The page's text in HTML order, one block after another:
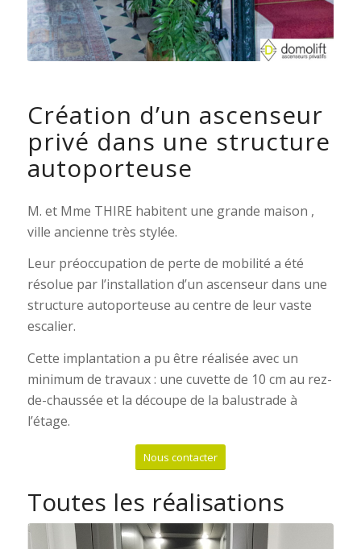
Création d’un ascenseur
privé dans une structure
autoporteuse
M. et Mme THIRE habitent une grande maison ,
ville ancienne très stylée.
Leur préoccupation de perte de mobilité a été
résolue par l’installation d’un ascenseur dans une
structure autoporteuse au centre de leur vaste
escalier.
Cette implantation a pu être réalisée avec un
minimum de travaux : une cuvette de 10 cm au rez-
de-chaussée et la découpe de la balustrade à
l’étage.
Nous contacter
Toutes les réalisations